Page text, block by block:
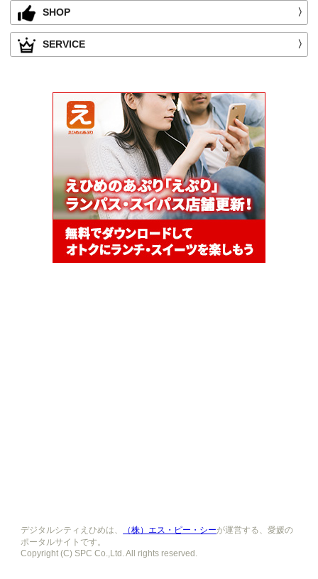
SHOP 〉
SERVICE 〉
デジタルシティえひめは、 （株）エス・ピー・シーが運営する、愛媛の
ポータルサイトです。
Copyright (C) SPC Co.,Ltd. All rights reserved.